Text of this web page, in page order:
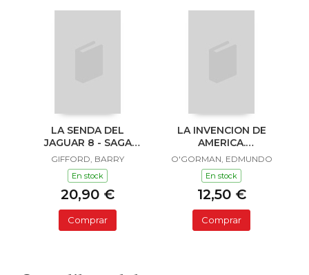
LA SENDA DEL
JAGUAR 8 - SAGA
SAILOR Y LULA
GIFFORD, BARRY
En stock
20,90 €
Comprar
LA INVENCION DE
AMERICA.
INVESTIGACION
ACERCA DE L
O'GORMAN, EDMUNDO
En stock
12,50 €
Comprar